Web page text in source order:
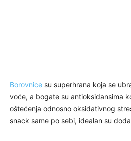
Borovnice su superhrana koja se
voće, a bogate su antioksidansima
oštećenja odnosno oksidativnog
snack same po sebi, idealan su